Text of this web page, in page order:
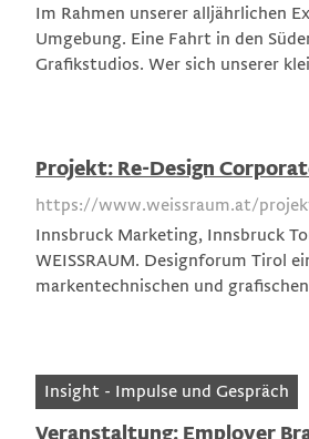
Im Rahmen unserer alljährlichen
Umgebung. Eine Fahrt in den
Grafikstudios. Wer sich unserer
Projekt: Re-Design
https://www.weissraum.at/
Innsbruck Marketing, Innsbruck
WEISSRAUM. Designforum Tirol
markentechnischen und
Insight - Impulse und Gespräch
Veranstaltung: Employer